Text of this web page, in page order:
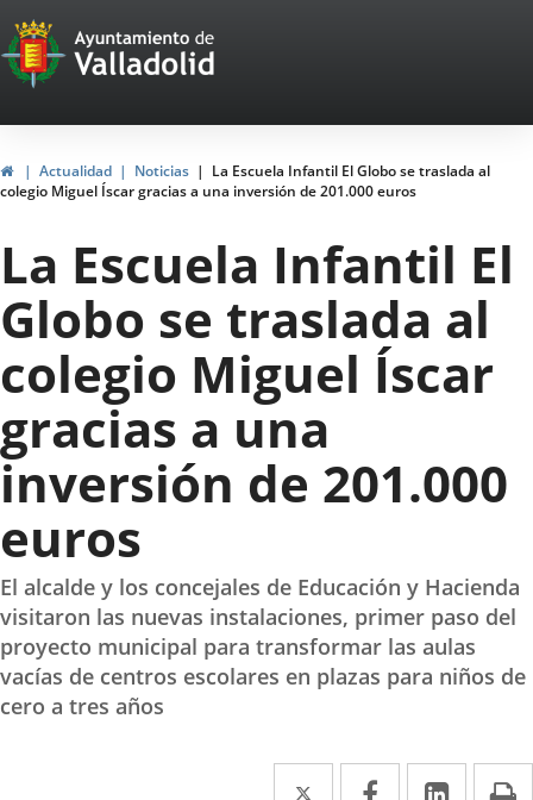
Portal
Web
del
Ayuntamiento
de
Valladolid
InicioActualidad Noticias
La Escuela Infantil El Globo se traslada al
colegio Miguel Íscar gracias a una inversión de 201.000 euros
La Escuela Infantil El
Globo se traslada al
colegio Miguel Íscar
gracias a una
inversión de 201.000
euros
El alcalde y los concejales de Educación y Hacienda
visitaron las nuevas instalaciones, primer paso del
proyecto municipal para transformar las aulas
vacías de centros escolares en plazas para niños de
cero a tres años
Twitter
Enlace Facebook
EnlaceEnlace